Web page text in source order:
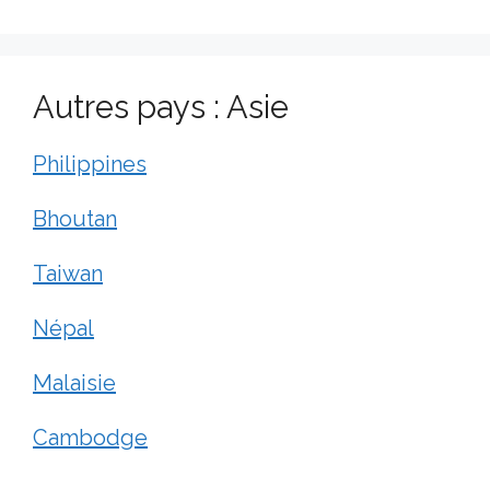
Autres pays : Asie
Philippines
Bhoutan
Taiwan
Népal
Malaisie
Cambodge